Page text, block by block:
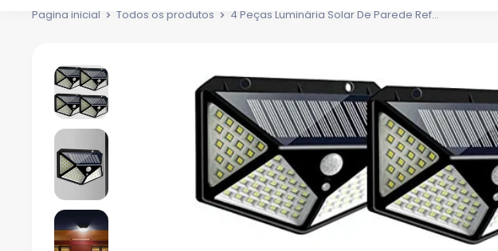
Pagina inicial Todos os produtos 4 Peças Luminária Solar De Parede Ref...